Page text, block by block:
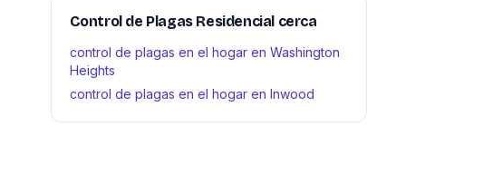
Control de Plagas Residencial cerca
control de plagas en el hogar en Washington
Heights
control de plagas en el hogar en Inwood